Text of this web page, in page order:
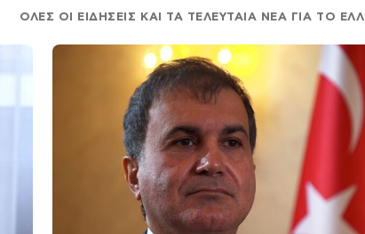
ΟΛΕΣ ΟΙ ΕΙΔΗΣΕΙΣ ΚΑΙ ΤΑ ΤΕΛΕΥΤΑΙΑ ΝΕΑ ΓΙΑ ΤΟ